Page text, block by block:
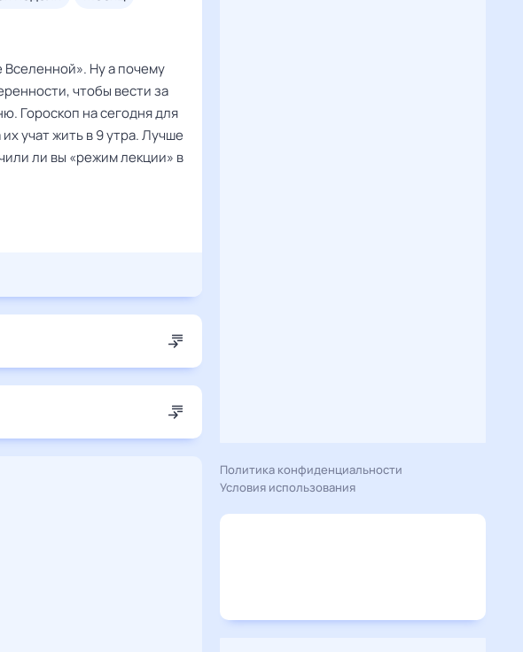
Ну а почему
чтобы вести за
Гороскоп на сегодня для
учат жить в 9 утра. Лучше
ли вы «режим лекции» в
Политика конфиденциальности
Условия использования